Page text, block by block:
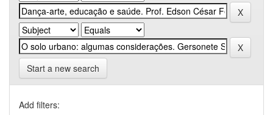
Start a new search
Add filters: